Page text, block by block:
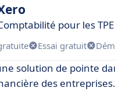
pour les
Essai gratuit
solution de pointe
des